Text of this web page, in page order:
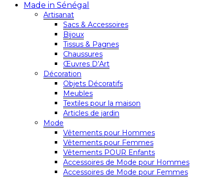
Made in Sénégal
Artisanat
Sacs & Accessoires
Bijoux
Tissus & Pagnes
Chaussures
Œuvres D’Art
Décoration
Objets Décoratifs
Meubles
Textiles pour la maison
Articles de jardin
Mode
Vêtements pour Hommes
Vêtements pour Femmes
Vêtements POUR Enfants
Accessoires de Mode pour Hommes
Accessoires de Mode pour Femmes